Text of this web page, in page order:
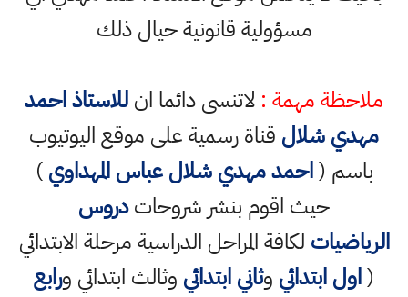
مسؤولية قانونية حيال ذلك
ملاحظة مهمة : لاتنسى دائما انللاستاذ احمد
مهدي شلال قناة رسمية على موقع اليوتيوب
باسم (احمد مهدي شلال عباس المهداوي)
حيث اقوم بنشر شروحاتدروس
الرياضيات لكافة المراحل الدراسية مرحلة الابتدائي
(اول ابتدائي وثاني ابتدائي وثالث ابتدائي ورابع